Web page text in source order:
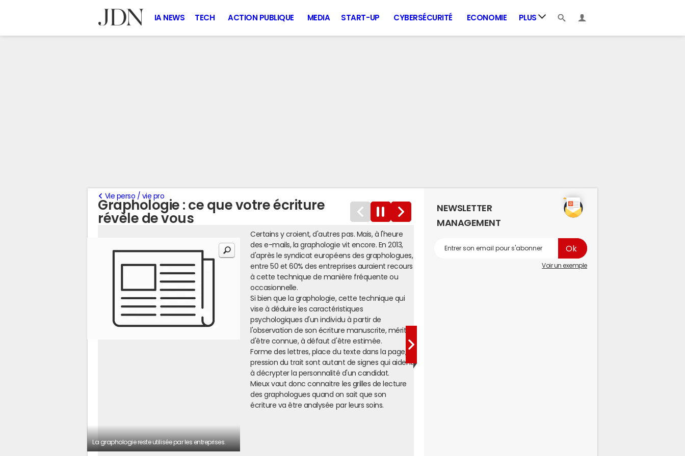
IA NEWS TECH ACTION PUBLIQUE MEDIA START-UP CYBERSÉCURITÉ ECONOMIE PLUS
Graphologie : ce que votre écriture
révèle de vous
Vie perso / vie pro
La graphologie reste utilisée par les entreprises.
Certains y croient, d'autres pas. Mais, à l'heure
des e-mails, la graphologie vit encore. En 2013,
d'après le syndicat européens des graphologues,
entre 50 et 60% des entreprises auraient recours
à cette technique de manière fréquente ou
occasionnelle.
Si bien que la graphologie, cette technique qui
vise à déduire les caractéristiques
psychologiques d'un individu à partir de
l'observation de son écriture manuscrite, mérite
d'être connue, à défaut d'être estimée.
Forme des lettres, place du texte dans la page,
pression du trait sont autant de signes qui aident
à décrypter la personnalité d'un candidat.
Mieux vaut donc connaitre les grilles de lecture
des graphologues quand on sait que son
écriture va être analysée par leurs soins.
NEWSLETTER
MANAGEMENT
Voir un exemple